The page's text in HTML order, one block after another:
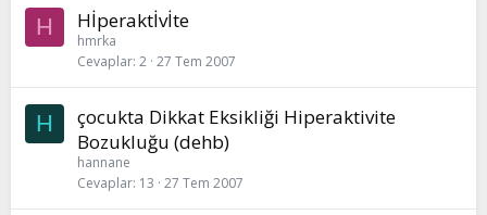
H Hİperaktİvİte
hmrka
Cevaplar 2 27 Tem 2007
H
çocukta Dikkat Eksikliği Hiperaktivite
Bozukluğu (dehb)
hannane
Cevaplar 13 27 Tem 2007